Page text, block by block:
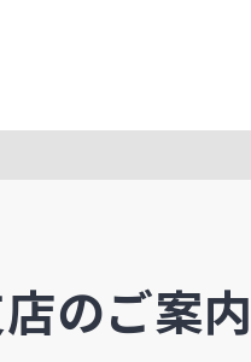
のご案内